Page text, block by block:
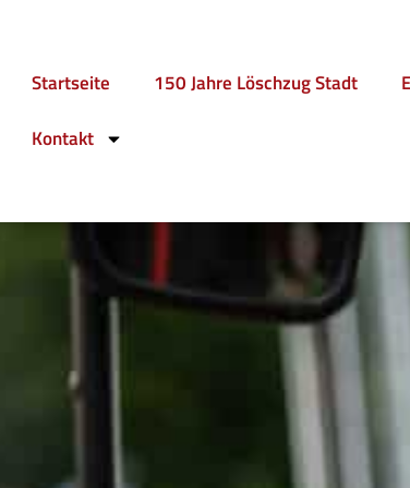
Startseite 150 Jahre Löschzug Stadt
Kontakt